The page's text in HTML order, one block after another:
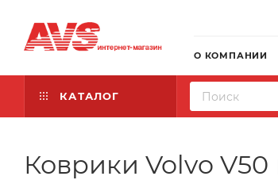
О КОМПАНИИ
КАТАЛОГ
Коврики Volvo V50